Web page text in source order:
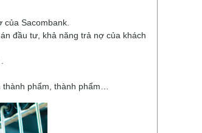
Sacombank.
đầu tư, khả năng trả nợ của khách
phẩm, thành phẩm…